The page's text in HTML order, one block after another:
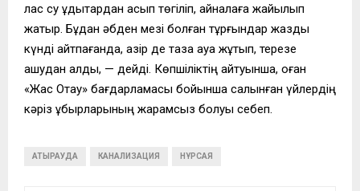
лас су құдықтардан асып төгіліп, айналаға жайылып
жатыр. Бұдан әбден мезі болған тұрғындар жазды
күнді айтпағанда, қазір де таза ауа жұтып, терезе
ашудан қалдық, — дейді. Көпшіліктің айтуынша, оған
«Жас Отау» бағдарламасы бойынша салынған үйлердің
кәріз құбырларының жарамсыз болуы себеп.
АТЫРАУДА КАНАЛИЗАЦИЯ НҰРСАЯ